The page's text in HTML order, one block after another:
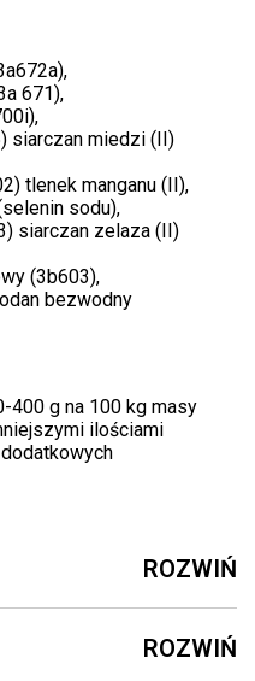
671),
siarczan miedzi (II)
tlenek manganu (II),
sodu),
siarczan zelaza (II)
(3b603),
bezwodny
400 g na 100 kg masy
ilościami
ROZWIŃ
ROZWIŃ